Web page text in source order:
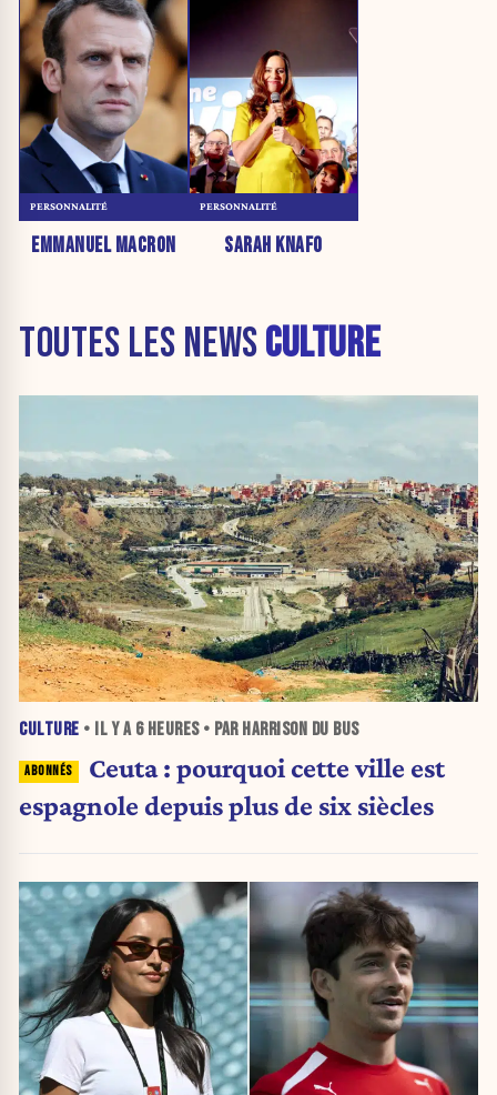
EMMANUEL MACRON
PERSONNALITÉ
SARAH KNAFO
PERSONNALITÉ
TOUTES LES NEWSCULTURE
CULTURE • IL Y A 6 HEURES• PAR HARRISON DU BUS
Ceuta : pourquoi cette ville est
espagnole depuis plus de six siècles